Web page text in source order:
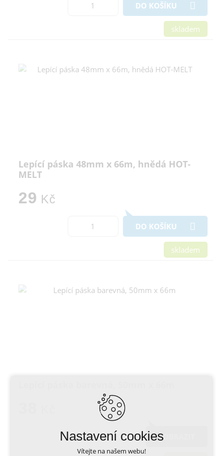
DO KOŠÍKU
skladem
Lepící páska 48mm x 66m, hnědá HOT-
MELT
29 Kč
DO KOŠÍKU
skladem
ZOBRAZIT
Nastavení cookies
Vítejte na našem webu!